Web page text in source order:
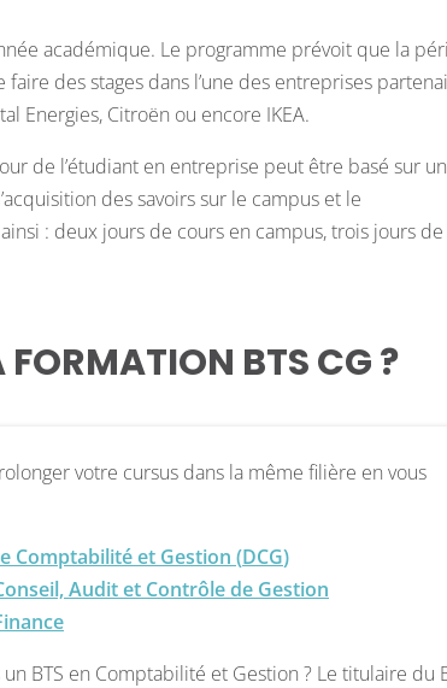
académique. Le programme prévoit que la
des stages dans l’une des entreprises
Energies, Citroën ou encore IKEA.
de l’étudiant en entreprise peut être basé sur un
des savoirs sur le campus et le
: deux jours de cours en campus, trois jours de
FORMATION BTS CG ?
votre cursus dans la même filière en vous
Comptabilité et Gestion (DCG)
Audit et Contrôle de Gestion
BTS en Comptabilité et Gestion ? Le titulaire du